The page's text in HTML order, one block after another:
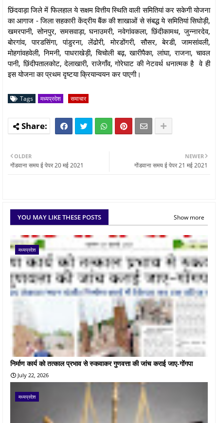
छिंदवाड़ा जिले में फिलहाल ये सक्षम वित्तीय स्थिति वाली समितियां कर सकेगी योजना
का आगाज - जिला सहकारी केंद्रीय बैंक की शाखाओं से संबद्ध ये समितियां सिघोड़ी,
खमरपानी, सोनपुर, समसवाड़ा, घनाउमरी, नवेगांवकला, छिंदीकामथ, जुन्नारदेव,
बोरगांव, पारडसिंगा, पांडुरना, लेंढोरी, मोरडोंगरी, सौसर, बेरडी, जामसांवली,
मोहगांवहवेली, निमनी, पाधराखेड़ी, चिचोली बढ़, खारीपैका, लांघा, राजना, चावल
पानी, छिंदीपतालकोट, देलाखारी, राजेगाँव, गोरेघाट की नेटवर्थ धनात्मक है वे ही
इस योजना का प्रथम दृष्टया क्रियान्वयन कर पाएगी।
Tags मध्यप्रदेश समाचार
NEWER
गोंडवाना समय ई पेपर 21 मई 2021
OLDER
गोंडवाना समय ई पेपर 20 मई 2021
YOU MAY LIKE THESE POSTS Show more
मध्यप्रदेश
निर्माण कार्य को तत्काल प्रभाव से रुकवाकर गुणवत्ता की जांच कराई जाए-गोंगपा
July 22, 2026
मध्यप्रदेश